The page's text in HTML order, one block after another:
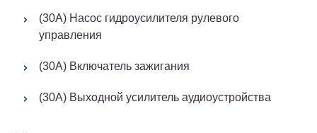
(30A) Насос гидроусилителя рулевого
управления
(30A) Включатель зажигания
(30A) Выходной усилитель аудиоустройства